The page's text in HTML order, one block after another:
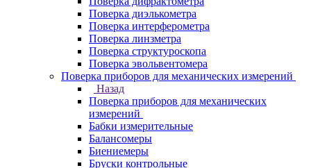
Поверка диэлькометра
Поверка интерферометра
Поверка линзметра
Поверка структуроскопа
Поверка эвольвентомера
Поверка приборов для механических измерений
Назад
Поверка приборов для механических
измерений
Бабки измерительные
Балансомеры
Биениемеры
Бруски контрольные